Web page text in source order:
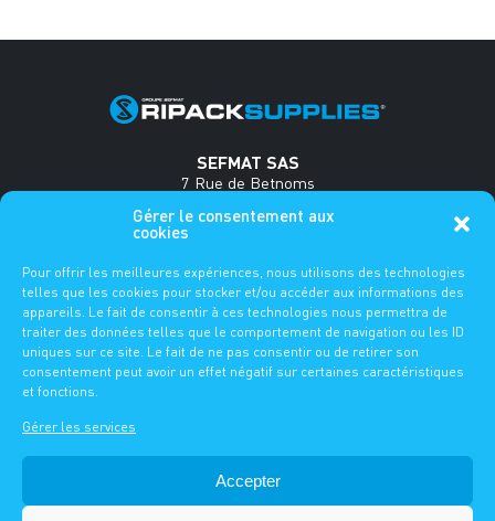
Gérer le consentement aux
cookies
Pour offrir les meilleures expériences, nous utilisons des technologies
telles que les cookies pour stocker et/ou accéder aux informations des
appareils. Le fait de consentir à ces technologies nous permettra de
traiter des données telles que le comportement de navigation ou les ID
uniques sur ce site. Le fait de ne pas consentir ou de retirer son
consentement peut avoir un effet négatif sur certaines caractéristiques
et fonctions.
Gérer les services
Accepter
SEFMAT SAS
7 Rue de Betnoms
France
www.sefmat.com
FAQ
ES DE FR EN
-
POLITIQUE DE CONFIDENTIALITÉ
-